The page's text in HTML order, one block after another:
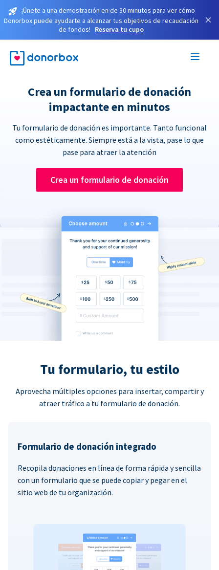
¡Únete a una demostración en de 30 minutos para ver cómo
Donorbox puede ayudarte a alcanzar tus objetivos de recaudación
de fondos!
Reserva tu cupo
×
Crea un formulario de donación
impactante en minutos
Tu formulario de donación es importante. Tanto funcional
como estéticamente. Siempre está a la vista, pase lo que
pase para atraer la atención
Crea un formulario de donación
Tu formulario, tu estilo
Aprovecha múltiples opciones para insertar, compartir y
atraer tráfico a tu formulario de donación.
Formulario de donación integrado
Recopila donaciones en línea de forma rápida y sencilla
con un formulario que se puede copiar y pegar en el
sitio web de tu organización.